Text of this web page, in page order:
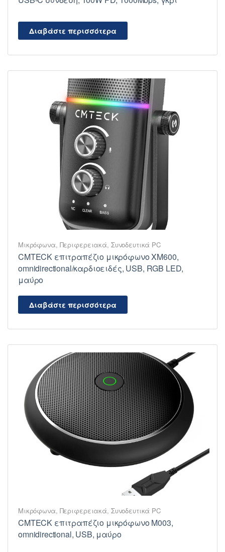
Διαβάστε περισσότερα
Μικρόφωνα, Περιφερειακά, Συνοδευτικά PC
CMTECK επιτραπέζιο μικρόφωνο XM600,
omnidirectional/καρδιοειδές, USB, RGB LED,
μαύρο
Διαβάστε περισσότερα
Μικρόφωνα, Περιφερειακά, Συνοδευτικά PC
CMTECK επιτραπέζιο μικρόφωνο M003,
omnidirectional, USB, μαύρο